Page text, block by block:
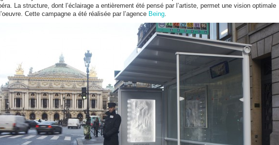
La structure, dont l’éclairage a entièrement été pensé par l’artiste, permet une vision optimale
Cette campagne a été réalisée par l’agence Being